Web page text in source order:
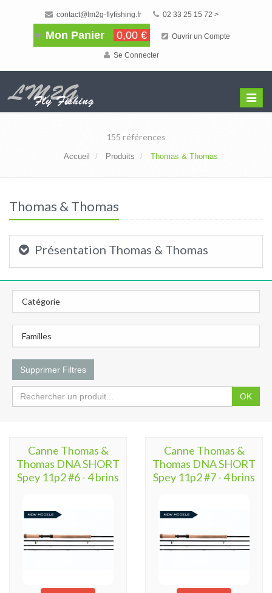
contact@lm2g-flyfishing.fr 02 33 25 15 72 >
Mon Panier 0,00 € Ouvrir un Compte
Se Connecter
Menu
155 références
Accueil Produits Thomas & Thomas
Thomas & Thomas
Présentation Thomas & Thomas
Catégorie
Familles
Supprimer Filtres
OK
Canne Thomas &
Thomas DNA SHORT
Spey 11p2 #6 - 4 brins
Canne Thomas &
Thomas DNA SHORT
Spey 11p2 #7 - 4 brins